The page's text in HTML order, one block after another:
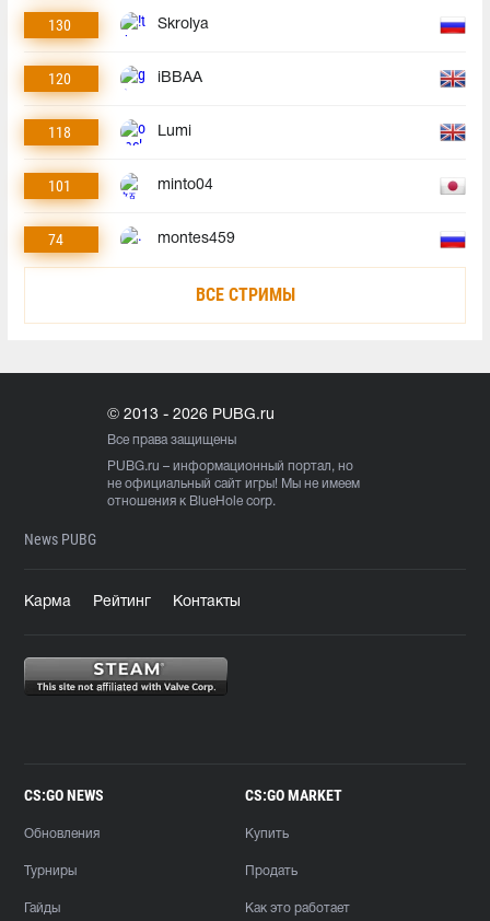
130 Skrolya
120 iBBAA
118 Lumi
101 minto04
74 montes459
ВСЕ СТРИМЫ
© 2013 - 2026 PUBG.ru
Все права защищены
PUBG.ru – информационный портал, но
не официальный сайт игры! Мы не имеем
отношения к BlueHole corp.
News PUBG
Карма Рейтинг Контакты
CS:GO NEWS
Обновления
Турниры
Гайды
CS:GO MARKET
Купить
Продать
Как это работает